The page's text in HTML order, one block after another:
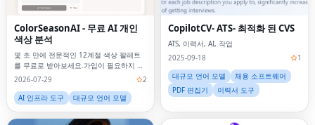
ColorSeasonAI - 무료 AI 개인
색상 분석
몇 초 만에 전문적인 12계절 색상 팔레트
를 무료로 받아보세요.가입이 필요하지 않
습니다!
2026-07-29
2
AI 인프라 도구
대규모 언어 모델
CopilotCV- ATS- 최적화 된 CVS
ATS, 이력서, AI, 작업
2025-09-18
1
대규모 언어 모델
채용 소프트웨어
PDF 편집기
이력서 도구